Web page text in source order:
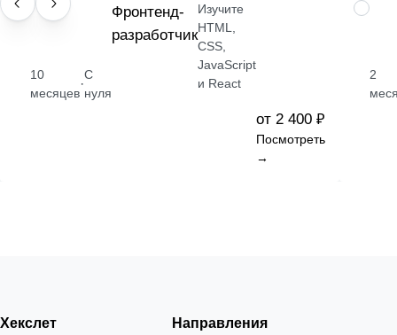
ПРОФЕССИЯ
10
месяцев
·
С
нуля
Фронтенд-
разработчик
Изучите
HTML,
CSS,
JavaScript
и React
от 2 400 ₽
Посмотреть
→
НАВЫК
2
Хекслет Направления